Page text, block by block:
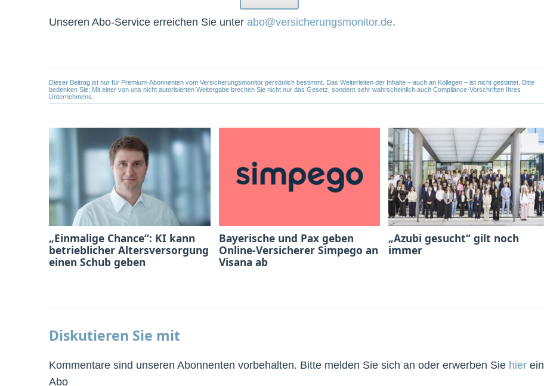
Unseren Abo-Service erreichen Sie unter abo@versicherungsmonitor.de.
Dieser Beitrag ist nur für Premium-Abonnenten vom Versicherungsmonitor persönlich bestimmt. Das Weiterleiten der Inhalte – auch an Kollegen – ist nicht gestattet. Bitte
bedenken Sie: Mit einer von uns nicht autorisierten Weitergabe brechen Sie nicht nur das Gesetz, sondern sehr wahrscheinlich auch Compliance-Vorschriften Ihres
Unternehmens.
„Einmalige Chance“: KI kann
betrieblicher Altersversorgung
einen Schub geben
Bayerische und Pax geben
Online-Versicherer Simpego an
Visana ab
„Azubi gesucht“ gilt noch
immer
Diskutieren Sie mit
Kommentare sind unseren Abonnenten vorbehalten. Bitte melden Sie sich an oder erwerben Sie hier ein
Abo